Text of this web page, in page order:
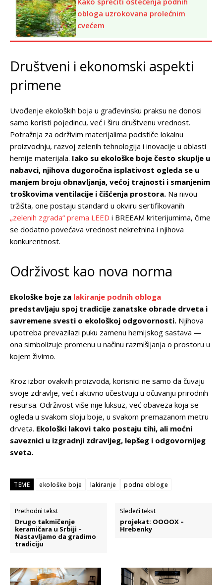
obloga uzrokovana prolećnim
cvećem
Društveni i ekonomski aspekti
primene
Uvođenje ekoloških boja u građevinsku praksu ne donosi
samo koristi pojedincu, već i širu društvenu vrednost.
Potražnja za održivim materijalima podstiče lokalnu
proizvodnju, razvoj zelenih tehnologija i inovacije u oblasti
hemije materijala. Iako su ekološke boje često skuplje u
nabavci, njihova dugoročna isplativost ogleda se u
manjem broju obnavljanja, većoj trajnosti i smanjenim
troškovima ventilacije i čišćenja prostora. Na nivou
tržišta, one postaju standard u okviru sertifikovanih
„zelenih zgrada“ prema LEED i BREEAM kriterijumima, čime
se dodatno povećava vrednost nekretnina i njihova
konkurentnost.
Održivost kao nova norma
Ekološke boje za lakiranje podnih obloga
predstavljaju spoj tradicije zanatske obrade drveta i
savremene svesti o ekološkoj odgovornosti. Njihova
upotreba prevazilazi puku zamenu hemijskog sastava —
ona simbolizuje promenu u načinu razmišljanja o prostoru u
kojem živimo.
Kroz izbor ovakvih proizvoda, korisnici ne samo da čuvaju
svoje zdravlje, već i aktivno učestvuju u očuvanju prirodnih
resursa. Održivost više nije luksuz, već obaveza koja se
ogleda u svakom sloju boje, u svakom premazanom metru
drveta. Ekološki lakovi tako postaju tihi, ali moćni
saveznici u izgradnji zdravijeg, lepšeg i odgovornijeg
sveta.
TEME ekološke boje lakiranje podne obloge
Prethodni tekst
Drugo takmičenje
keramičara u Srbiji –
Nastavljamo da gradimo
tradiciju
Sledeći tekst
projekat: OOOOX –
Hrebenky